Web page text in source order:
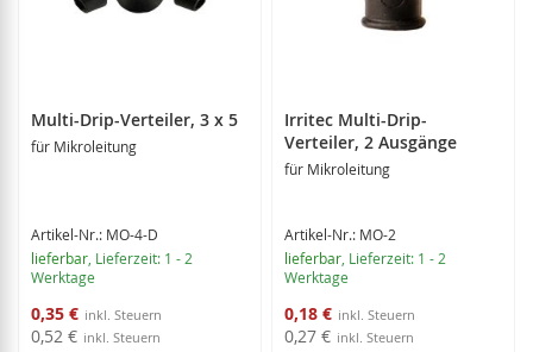
Multi-Drip-Verteiler, 3 x 5
für Mikroleitung
Artikel-Nr.: MO-4-D
lieferbar , Lieferzeit: 1 - 2
Werktage
Sonderangebot
0,35 €
0,52 €
Irritec Multi-Drip-
Verteiler, 2 Ausgänge
für Mikroleitung
Artikel-Nr.: MO-2
lieferbar , Lieferzeit: 1 - 2
Werktage
Sonderangebot
0,18 €
0,27 €